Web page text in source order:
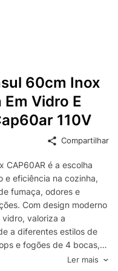
60cm Inox
Vidro E
110V
Compartilhar
CAP60AR é a escolha
e eficiência na cozinha,
fumaça, odores e
Com design moderno
valoriza a
a diferentes estilos de
e fogões de 4 bocas,
umaLer mais